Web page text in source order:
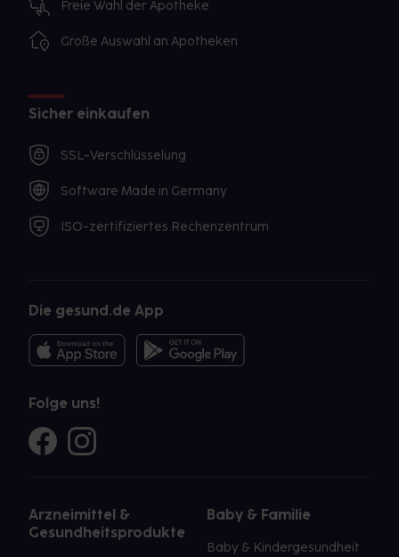
Freie Wahl der Apotheke
Große Auswahl an Apotheken
Sicher einkaufen
SSL-Verschlüsselung
Software Made in Germany
ISO-zertifiziertes Rechenzentrum
Die gesund.de App
Folge uns!
Arzneimittel &
Gesundheitsprodukte
Baby & Familie
Baby & Kindergesundheit